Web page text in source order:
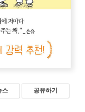
스 공유하기